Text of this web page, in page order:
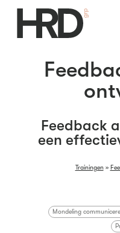
Feedback
een
Trainingen»
Mondeling